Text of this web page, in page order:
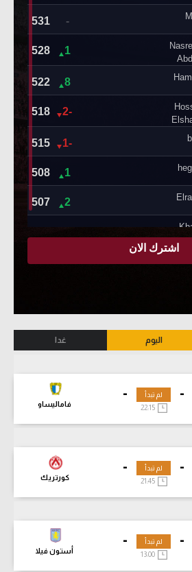
اليوم غدا
-
-
فاماليساو
لم تبدأ
22:15
-
-
كورتريك
لم تبدأ
21:45
-
-
أستون فيلا
لم تبدأ
13:00